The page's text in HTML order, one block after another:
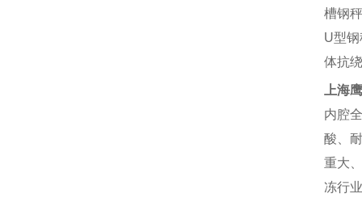
槽钢
U型
体抗
上海
内腔
酸、
重大
冻行